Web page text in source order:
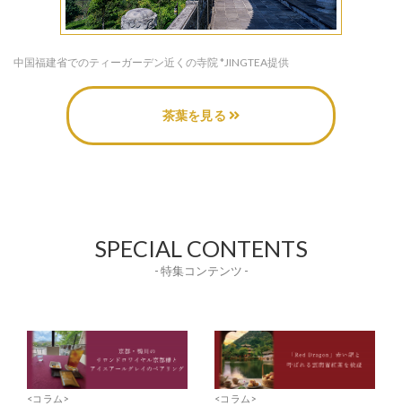
中国福建省でのティーガーデン近くの寺院 *JINGTEA提供
茶葉を見る
SPECIAL CONTENTS
- 特集コンテンツ -
<コラム> <コラム>